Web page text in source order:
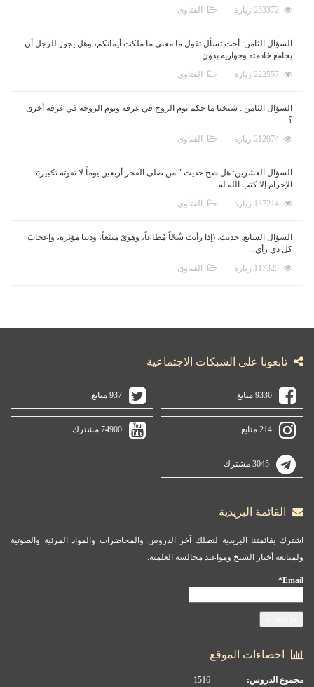
الفتاوى
السؤال الثامن: أخت تسأل تقول ما معنى ما ملكت أيمانكم، وهل يجوز للرجل أن
يجامع خادمته وجواريه بدون...
الفتاوى
السؤال الثامن : شيخنا ما حكم نوم الزوج في غرفة ونوم الزوجة في غرفة أخرى
؟
الفتاوى
السؤال العشرين: هل صح حديث " من صلى الفجر أربعين يوماً لا تفوته تكبيرة
الإحرام إلا كتب الله له...
الفتاوى
السؤال السابع: حديث: (إذا رأيتَ شُحّاً مُطاعاً، وهوىً متبَعاً، ودنيا مؤثرة، وإعجابَ
كل ذي رأي...
الفتاوى
تابعونا على الشبكات الاجتماعية
9336 متابع 937 متابع
214 متابع 74900 مشترك
3045 مشترك
القائمة البريدية
اشترك بقائمتنا البريدية لتصلك آخر الدروس والمحاضرات والمواد المرئية والصوتية
ولمتابعة أخبار الشيخ ومواعيد مجالسه العلمية.
Email*
احصاءات الموقع
مجموع الدروس: